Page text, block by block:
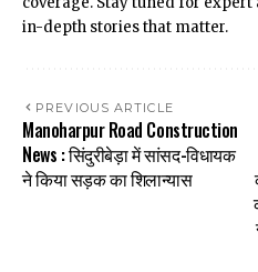
in-depth stories that matter.
PREVIOUS ARTICLE
Manoharpur Road Construction
News : सिंदुरीबेड़ा में सांसद-विधायक
ने किया सड़क का शिलान्यास